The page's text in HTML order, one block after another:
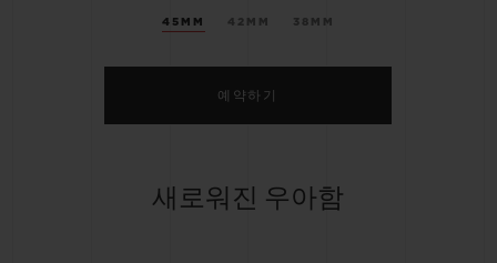
45MM 42MM 38MM
예약하기
새로워진 우아함